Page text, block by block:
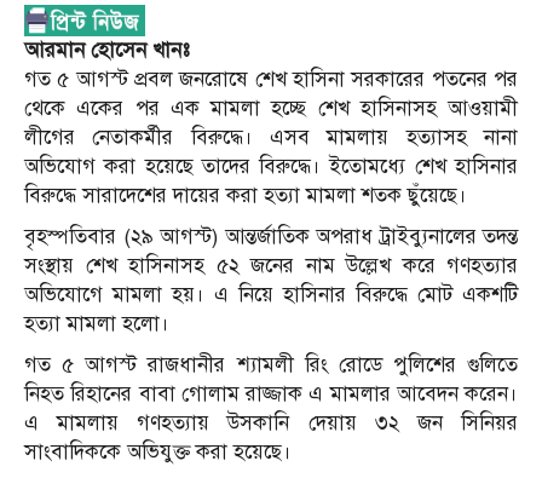
আরমান হোসেন খানঃ
গত ৫ আগস্ট প্রবল জনরোষে শেখ হাসিনা সরকারের পতনের পর
থেকে একের পর এক মামলা হচ্ছে শেখ হাসিনাসহ আওয়ামী
লীগের নেতাকর্মীর বিরুদ্ধে। এসব মামলায় হত্যাসহ নানা
অভিযোগ করা হয়েছে তাদের বিরুদ্ধে। ইতোমধ্যে শেখ হাসিনার
বিরুদ্ধে সারাদেশের দায়ের করা হত্যা মামলা শতক ছুঁয়েছে।
বৃহস্পতিবার (২৯ আগস্ট) আন্তর্জাতিক অপরাধ ট্রাইব্যুনালের তদন্ত
সংস্থায় শেখ হাসিনাসহ ৫২ জনের নাম উল্লেখ করে গণহত্যার
অভিযোগে মামলা হয়। এ নিয়ে হাসিনার বিরুদ্ধে মোট একশটি
হত্যা মামলা হলো।
গত ৫ আগস্ট রাজধানীর শ্যামলী রিং রোডে পুলিশের গুলিতে
নিহত রিহানের বাবা গোলাম রাজ্জাক এ মামলার আবেদন করেন।
এ মামলায় গণহত্যায় উসকানি দেয়ায় ৩২ জন সিনিয়র
সাংবাদিককে অভিযুক্ত করা হয়েছে।